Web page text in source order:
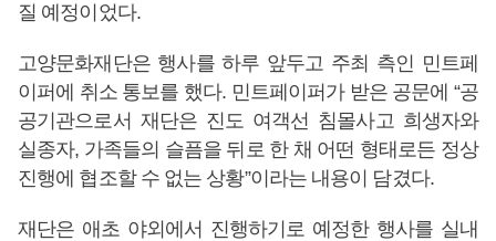
질 예정이었다.
고양문화재단은 행사를 하루 앞두고 주최 측인 민트페
이퍼에 취소 통보를 했다. 민트페이퍼가 받은 공문에 “공
공기관으로서 재단은 진도 여객선 침몰사고 희생자와
실종자, 가족들의 슬픔을 뒤로 한 채 어떤 형태로든 정상
진행에 협조할 수 없는 상황”이라는 내용이 담겼다.
재단은 애초 야외에서 진행하기로 예정한 행사를 실내